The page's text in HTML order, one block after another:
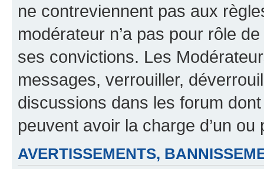
ne contreviennent pas aux
modérateur n’a pas pour rôle
ses convictions. Les
messages, verrouiller,
discussions dans les forum
peuvent avoir la charge d’un
AVERTISSEMENTS,